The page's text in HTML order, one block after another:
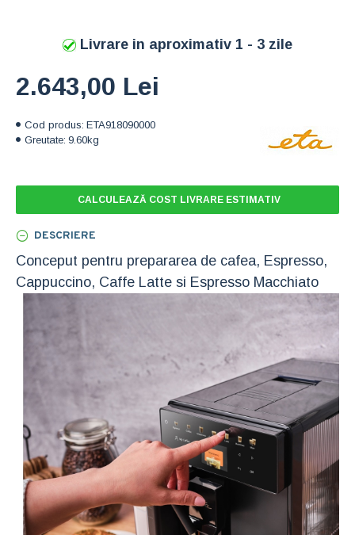
Cod produs: ETA918090000
Greutate: 9.60kg
2.643,00 Lei
Livrare in aproximativ 1 - 3 zile
CALCULEAZĂ COST LIVRARE ESTIMATIV
DESCRIERE
Conceput pentru prepararea de cafea, Espresso,
Cappuccino, Caffe Latte si Espresso Macchiato